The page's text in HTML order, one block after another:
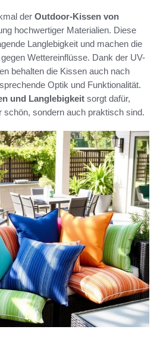
der Outdoor-Kissen von
hochwertiger Materialien. Diese
Langlebigkeit und machen die
Wettereinflüsse. Dank der UV-
behalten die Kissen auch nach
Optik und Funktionalität.
und Langlebigkeit sorgt dafür,
schön, sondern auch praktisch sind.